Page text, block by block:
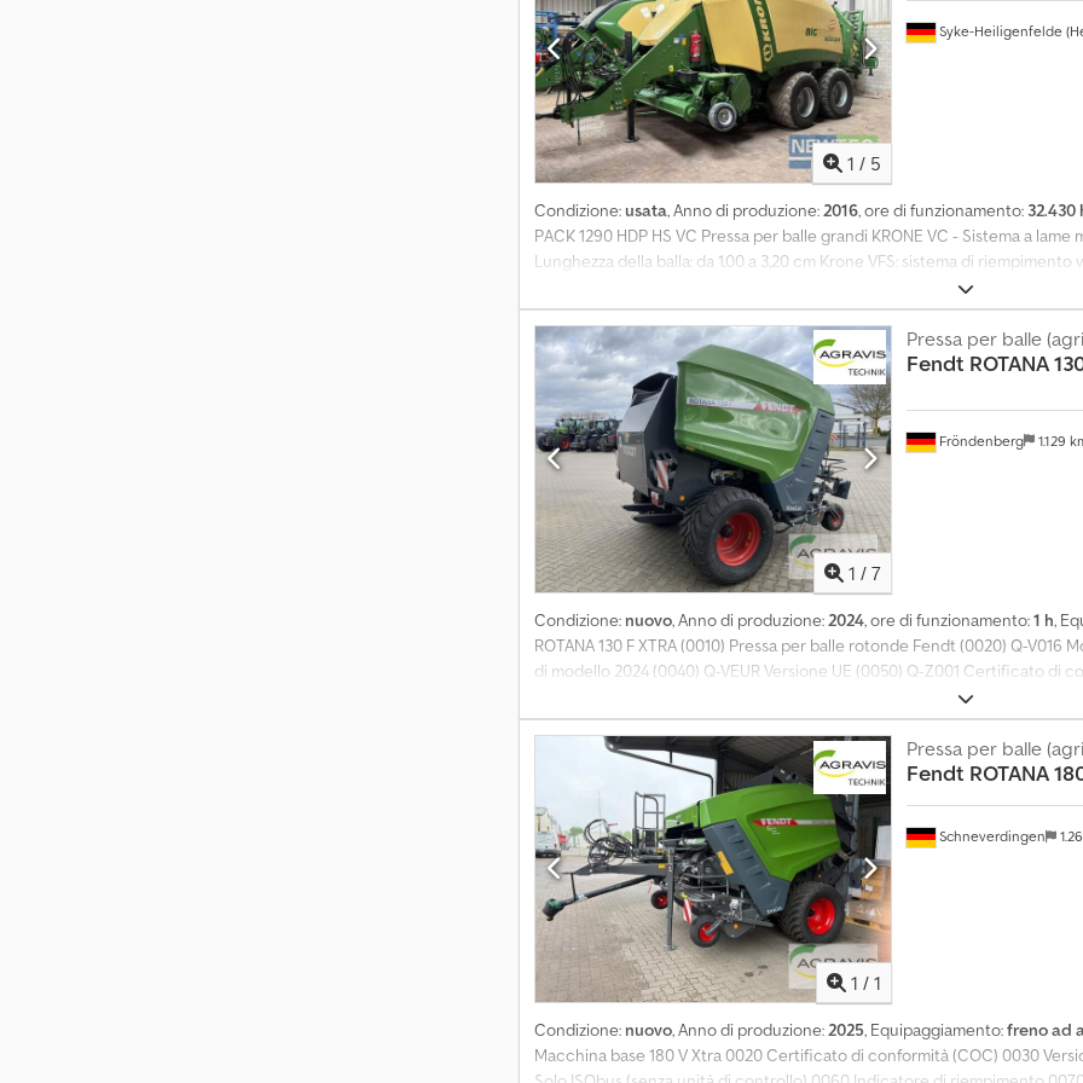
1 / 5
Syke-Heiligenfelde
Condizione:usata, Anno di produzione:2016, ore di funzionamento: 32.430
PACK 1290 HDP HS VC Pressa per balle grandi KRONE VC - Sistema a
Lunghezza della balla: da 1,00 a 3,20 cm Krone VFS: sistema di
di raccolta Active Easyflow con ruote di controllo mobili Rullo di
di flusso ad alta velocità Testa di taglio a rotore Vari-Cut con 51 lame Le
possono essere attivate in gruppi 6 nodatori doppi Funzionamento e
Eock Lubrificazione centralizzata, impostazione elettrica della lunghezza
Elettronica di bordo confortevole Pneumatici 620/50 R 22.5 Pulizia dei
di pulizia a rulli con bilancia integrata e dispositivo di espulsione delle
umidità Attacco inferiore con gancio a sfera K 80 Fari di lavoro a LED 5
rotore Assistenza idraulica per l'avviamento dell'HDP inclusa l'estensione
1 / 7
Fröndenberg 1.129
Pressa per balle
Fendt ROTANA
Condizione: nuovo, Anno di produzione:2024, ore di funzionamento:1 h,
ROTANA 130 F XTRA (0010) Pressa per balle rotonde Fendt (0020) Q-V016
di modello 2024 (0040) Q-VEUR Versione UE (0050) Q-Z001 Certificato di
controllo Bale control Pro ISObus (0070) Q-A250 Indicatore di
(0090) Q-P615 Deviatore a rulli variabile (0100) Q-P666 Ruote di supporto
(0110) Q-C025 25 coltelli (0120) Q-W010 Asse con freno ad aria compressa
(0140) Q-A040 Trasmissione a 540 giri/min (0150) Q-A050 Avvolgimento
per i rotoli di rete Dcjdpfx Asy Tq Hhjn Eok (0170) Q-A155 Espulsore di
(0190) Q-A510 Portellone posteriore Speed (0200) Q-A515 Easy load -
Cuscinetti dei rulli di compressione (lubrificazione automatica) (0220) Q-
1 / 1
Schneverdingen
Pressa per balle
Fendt ROTANA
Condizione: nuovo, Anno di produzione:2025, Equipaggiamento:freno ad
Macchina base 180 V Xtra 0020 Certificato di conformità (COC) 0030